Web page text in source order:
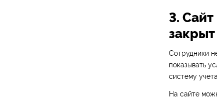
3.
закрыт
Сотрудники
показывать
систему
На сайте